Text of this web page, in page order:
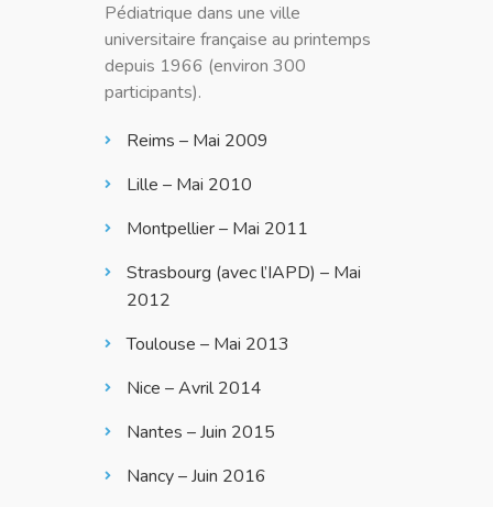
Pédiatrique dans une ville
universitaire française au printemps
depuis 1966 (environ 300
participants).
Reims – Mai 2009
Lille – Mai 2010
Montpellier – Mai 2011
Strasbourg (avec l’IAPD) – Mai
2012
Toulouse – Mai 2013
Nice – Avril 2014
Nantes – Juin 2015
Nancy – Juin 2016